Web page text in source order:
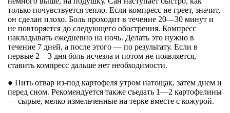
только почувствуется тепло. Если компресс не греет, значит,
он сделан плохо. Боль проходит в течение 20—30 минут и
не повторяется до следующего обострения. Компресс
накладывать ежедневно на ночь. Делать это нужно в
течение 7 дней, а после этого — по результату. Если в
первые 2—3 дня боль исчезла и потом не появляется,
ставить компресс дальше нет необходимости.
● Пить отвар из-под картофеля утром натощак, затем днем и
перед сном. Рекомендуется также съедать 1—2 картофелины
— сырые, мелко измельченные на терке вместе с кожурой.